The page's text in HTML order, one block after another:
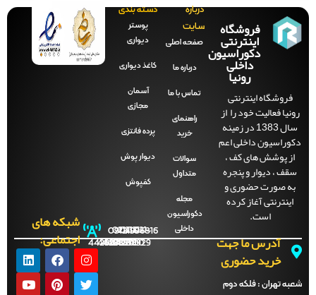
فروشگاه
اینترنتی
دکوراسیون
داخلی
رونیا
فروشگاه اینترنتی
فعالیت خود را از
سال 1383 در زمینه
داخلی اعم
پوشش های کف ،
، دیوار و پنجره
صورت حضوری و
اینترنتی آغاز کرده
درباره
سایت
صفحه‌ اصلی
درباره ما
تماس با ما
راهنمای
سوالات
متداول
دکوراسیون
دسته بندی
کاغذ دیواری
آسمان
پرده فانتزی
دیوار پوش
کفپوش
آدرس ما جهت
خرید حضوری
تهران :فلکه دوم
09121996816
021-
44288929
021-
44288700
021-
44288701
021-
44288702
شبکه های
اجتماعی: